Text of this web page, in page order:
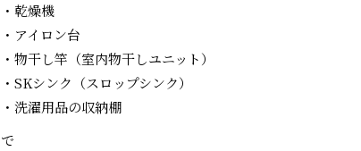
・乾燥機
・アイロン台
・物干し竿（室内物干しユニット）
・SKシンク（スロップシンク）
・洗濯用品の収納棚
で